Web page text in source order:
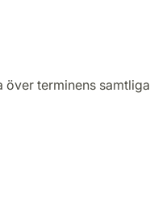
över terminens samtliga